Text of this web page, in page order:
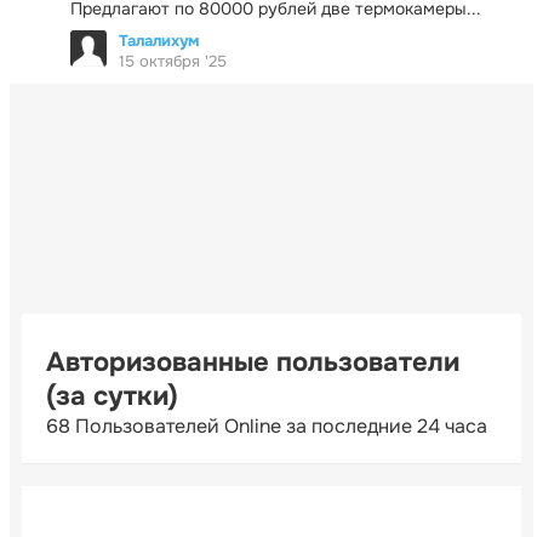
Предлагают по 80000 рублей две термокамеры...
Талалихум
15 октября '25
Авторизованные пользователи
(за сутки)
68 Пользователей Online за последние 24 часа